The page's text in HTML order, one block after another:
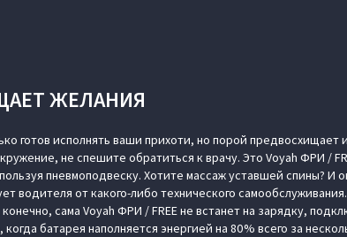
ЖЕЛАНИЯ
готов исполнять ваши прихоти, но порой предвосхищает
не спешите обратиться к врачу. Это Voyah ФРИ /
пневмоподвеску. Хотите массаж уставшей спины? И
водителя от какого-либо технического
сама Voyah ФРИ / FREE не встанет на зарядку,
когда батарея наполняется энергией на 80 % всего за